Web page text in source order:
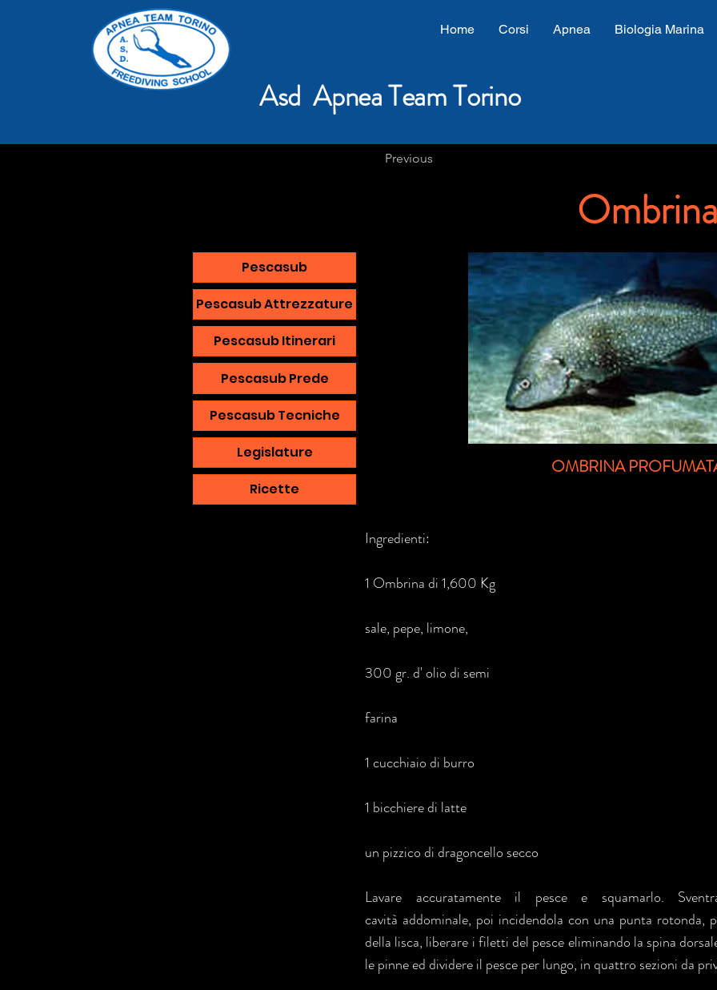
Home Corsi Apnea Biologia Marina
Asd Apnea Team Torino
Previous
Ombrina
Pescasub
Pescasub Attrezzature
Pescasub Itinerari
Pescasub Prede
Pescasub Tecniche
Legislature
Ricette
OMBRINA
Ingredienti:
1 Ombrina di 1,600 Kg
sale, pepe, limone,
300 gr. d' olio di semi
farina
1 cucchiaio di burro
1 bicchiere di latte
un pizzico di dragoncello secco
Lavare accuratamente il pesce e squamarlo.
cavità addominale, poi incidendola con una punta rotonda,
della lisca, liberare i filetti del pesce eliminando la spina
le pinne ed dividere il pesce per lungo, in quattro sezioni da